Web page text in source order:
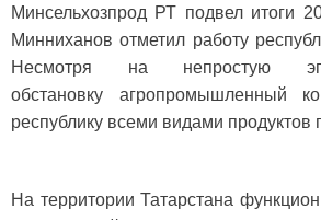
Минсельхозпрод РТ подвел итоги
Минниханов отметил работу
Несмотря на непростую
обстановку агропромышленный
республику всеми видами продуктов
На территории Татарстана